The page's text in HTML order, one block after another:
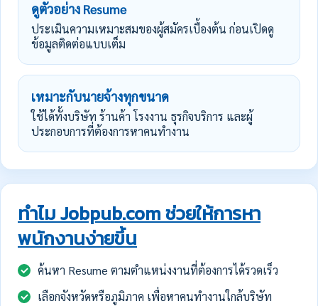
ดูตัวอย่าง Resume
ประเมินความเหมาะสมของผู้สมัครเบื้องต้น ก่อนเปิดดู
ข้อมูลติดต่อแบบเต็ม
เหมาะกับนายจ้างทุกขนาด
ใช้ได้ทั้งบริษัท ร้านค้า โรงงาน ธุรกิจบริการ และผู้
ประกอบการที่ต้องการหาคนทำงาน
ทำไม Jobpub.com ช่วยให้การหา
พนักงานง่ายขึ้น
ค้นหา Resume ตามตำแหน่งงานที่ต้องการได้รวดเร็ว
เลือกจังหวัดหรือภูมิภาค เพื่อหาคนทำงานใกล้บริษัท